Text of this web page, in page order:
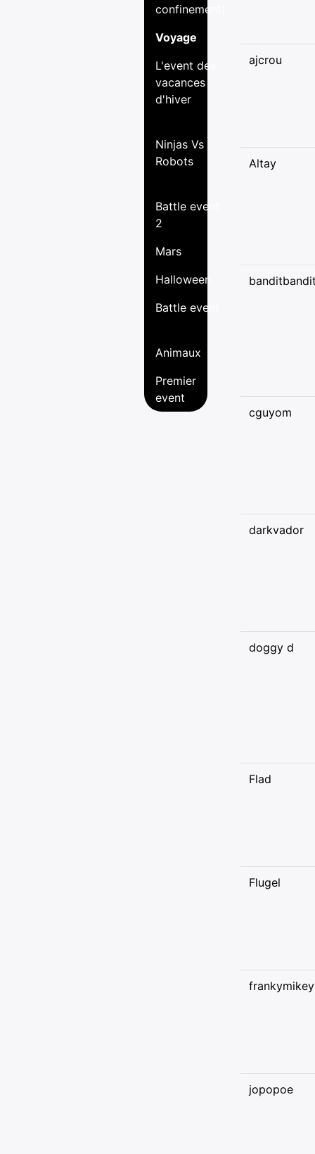
confinement)
Voyage
L'event des
vacances
d'hiver
Ninjas Vs
Robots
Battle event
2
Mars
Halloween
Battle event
Animaux
Premier
event
ajcrou
Altay
cguyom
darkvador
doggy d
Flad
Flugel
frankymikey
jopopoe